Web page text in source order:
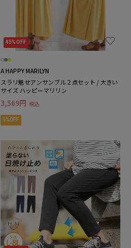
45%OFF
A HAPPY MARILYN
スラリ魅せアンサンブル２点セット / 大きい
サイズ ハッピーマリリン
3,569円 税込
5%OFF